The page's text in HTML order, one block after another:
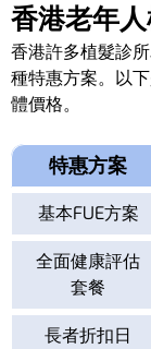
香港老年
香港許多植髮診
種特惠方案。以
體價格。
特惠方案
基本FUE方案
全面健康評估
套餐
長者折扣日